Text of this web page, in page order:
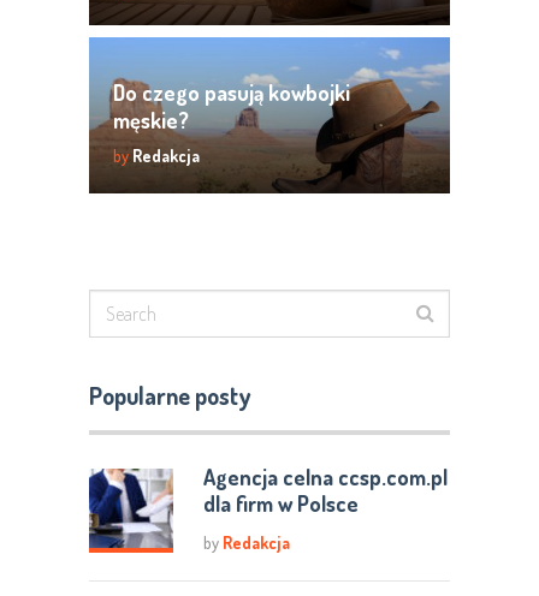
Do czego pasują kowbojki
męskie?
by Redakcja
Popularne posty
Agencja celna ccsp.com.pl
dla firm w Polsce
by Redakcja